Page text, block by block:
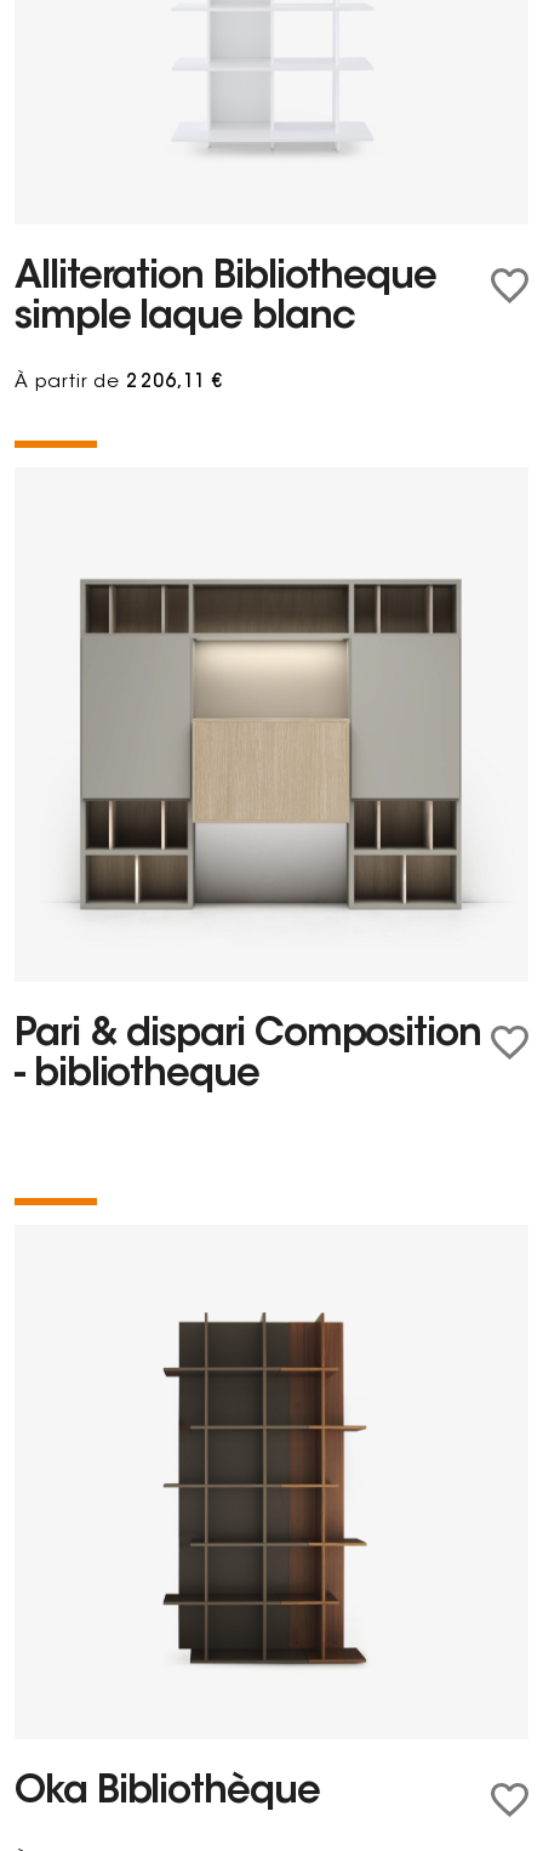
Alliteration Bibliotheque
simple laque blanc
À partir de 2 206,11 €
Pari & dispari Composition
- bibliotheque
Oka Bibliothèque